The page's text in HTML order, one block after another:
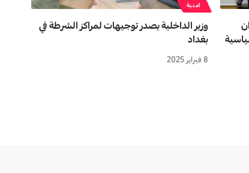
امنية
وزير الداخلية يصدر توجيهات لمراكز الشرطة في
بغداد
8 فبراير 2025